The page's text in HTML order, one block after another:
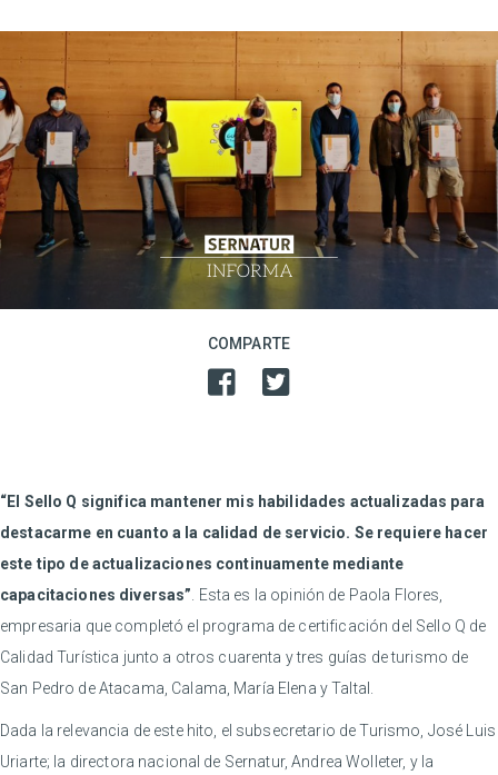
COMPARTE
“El Sello Q significa mantener mis habilidades actualizadas para
destacarme en cuanto a la calidad de servicio. Se requiere hacer
este tipo de actualizaciones continuamente mediante
capacitaciones diversas” . Esta es la opinión de Paola Flores,
empresaria que completó el programa de certificación del Sello Q de
Calidad Turística junto a otros cuarenta y tres guías de turismo de
San Pedro de Atacama, Calama, María Elena y Taltal.
Dada la relevancia de este hito, el subsecretario de Turismo, José Luis
Uriarte; la directora nacional de Sernatur, Andrea Wolleter, y la